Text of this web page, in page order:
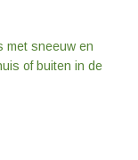
met sneeuw en
of buiten in de